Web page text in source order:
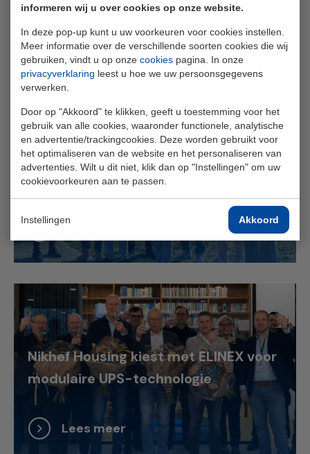
informeren wij u over cookies op onze website.
In deze pop-up kunt u uw voorkeuren voor cookies instellen.
Meer informatie over de verschillende soorten cookies die wij
gebruiken, vindt u op onze cookies pagina. In onze
privacyverklaring leest u hoe we uw persoonsgegevens
verwerken.
Door op "Akkoord" te klikken, geeft u toestemming voor het
gebruik van alle cookies, waaronder functionele, analytische
en advertentie/trackingcookies. Deze worden gebruikt voor
het optimaliseren van de website en het personaliseren van
advertenties. Wilt u dit niet, klik dan op "Instellingen" om uw
cookievoorkeuren aan te passen.
Instellingen Akkoord
Lees meer
Slim omgaan met schaarse
stroomcapaciteit aan de Zeeuwse
kust
Nikhef Housing kiest met ELINEX voor
modulaire UPS-technologie
Lees meer